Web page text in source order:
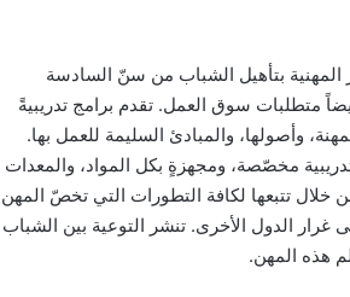
المهنية بتأهيل الشباب من سنّ السادسة
متطلبات سوق العمل. تقدم برامج تدريبيةً
وأصولها، والمبادئ السليمة للعمل بها.
مخصّصة، ومجهزةٍ بكل المواد، والمعدات
خلال تتبعها لكافة التطورات التي تخصّ المهن
غرار الدول الأخرى. تنشر التوعية بين الشباب
هذه المهن.